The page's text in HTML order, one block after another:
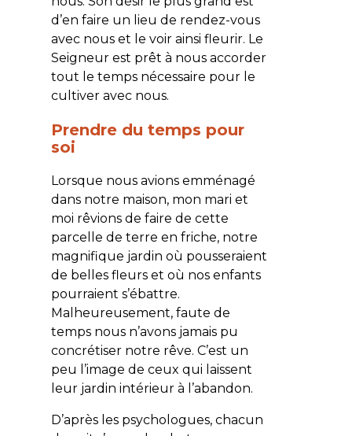
d’en faire un lieu de rendez-vous
avec nous et le voir ainsi fleurir. Le
Seigneur est prêt à nous accorder
tout le temps nécessaire pour le
cultiver avec nous.
Prendre du temps pour
soi
Lorsque nous avions emménagé
dans notre maison, mon mari et
moi rêvions de faire de cette
parcelle de terre en friche, notre
magnifique jardin où pousseraient
de belles fleurs et où nos enfants
pourraient s’ébattre.
Malheureusement, faute de
temps nous n’avons jamais pu
concrétiser notre rêve. C’est un
peu l’image de ceux qui laissent
leur jardin intérieur à l’abandon.
D’après les psychologues, chacun